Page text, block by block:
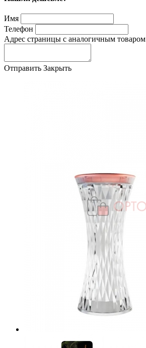
Имя
Телефон
Адрес страницы с аналогичным товаром
Отправить Закрыть